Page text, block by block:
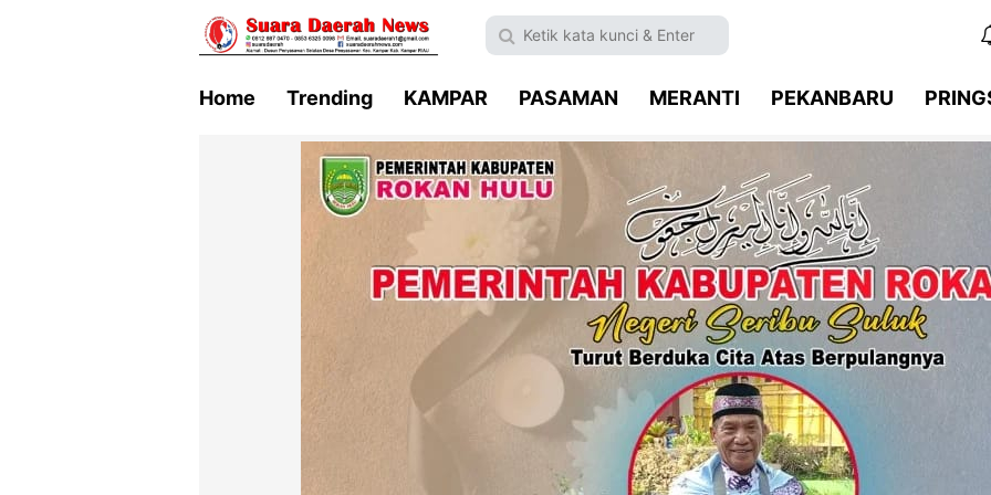
Home Trending KAMPAR PASAMAN MERANTI PEKANBARU